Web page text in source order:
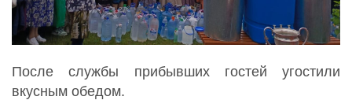
После службы прибывших гостей угостили
вкусным обедом.